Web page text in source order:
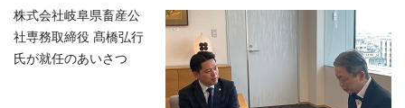
株式会社岐阜県畜産公
社専務取締役 髙橋弘行
氏が就任のあいさつ